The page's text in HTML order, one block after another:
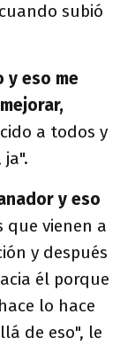
subió
y eso me
a todos y
y eso
que vienen a
y después
él porque
lo hace
de eso", le